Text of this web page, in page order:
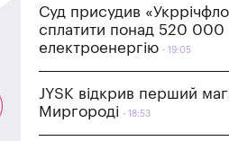
Суд присудив
сплатити понад 520 000
електроенергію
19:05
JYSK відкрив перший
Миргороді
18:53